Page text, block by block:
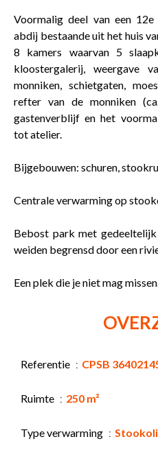
Voormalig deel van een
abdij bestaande uit het huis
8 kamers waarvan 5
kloostergalerij, weergave
monniken, schietgaten,
refter van de monniken
gastenverblijf en het
tot atelier.
Bijgebouwen: schuren,
Centrale verwarming op
Bebost park met
weiden begrensd door een
Een plek die je niet mag
Referentie CPSB
Ruimte 250 m²
Type verwarming